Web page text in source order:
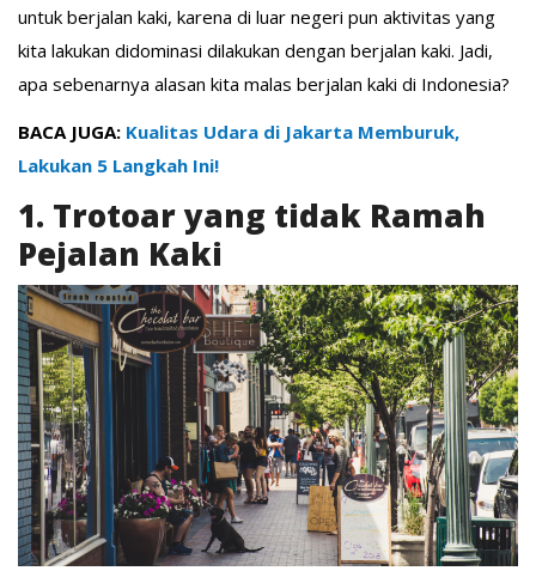
untuk berjalan kaki, karena di luar negeri pun aktivitas yang
kita lakukan didominasi dilakukan dengan berjalan kaki. Jadi,
apa sebenarnya alasan kita malas berjalan kaki di Indonesia?
BACA JUGA: Kualitas Udara di Jakarta Memburuk,
Lakukan 5 Langkah Ini!
1. Trotoar yang tidak Ramah
Pejalan Kaki